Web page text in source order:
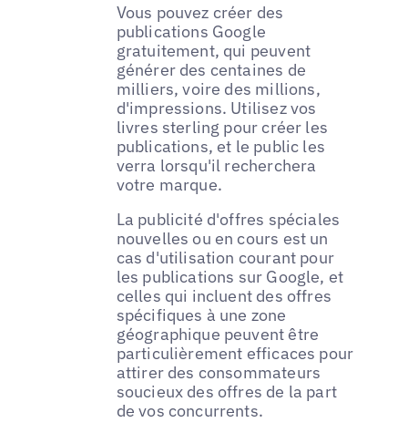
Vous pouvez créer des
publications Google
gratuitement, qui peuvent
générer des centaines de
milliers, voire des millions,
d'impressions. Utilisez vos
livres sterling pour créer les
publications, et le public les
verra lorsqu'il recherchera
votre marque.
La publicité d'offres spéciales
nouvelles ou en cours est un
cas d'utilisation courant pour
les publications sur Google, et
celles qui incluent des offres
spécifiques à une zone
géographique peuvent être
particulièrement efficaces pour
attirer des consommateurs
soucieux des offres de la part
de vos concurrents.